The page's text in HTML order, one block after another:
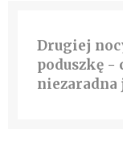
Drugiej
poduszkę -